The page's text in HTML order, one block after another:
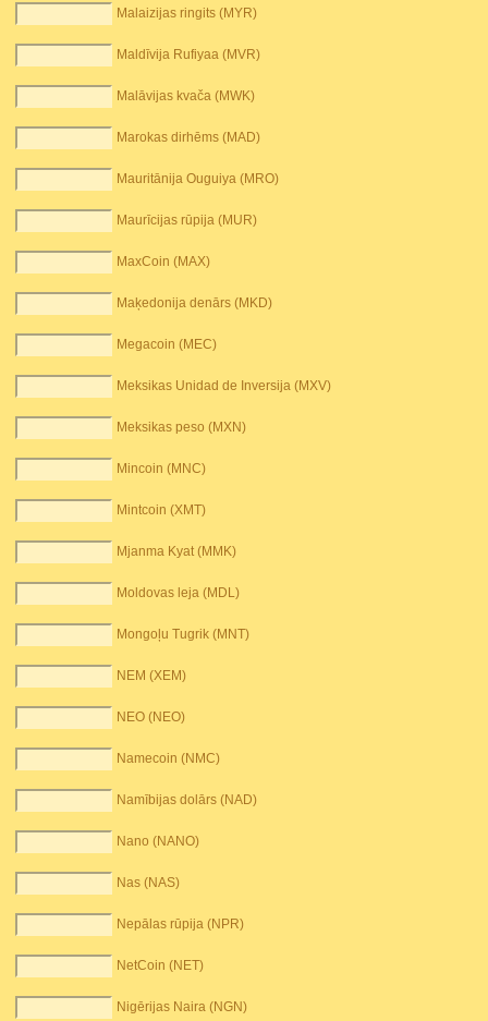
Malaizijas ringits (MYR)
Maldīvija Rufiyaa (MVR)
Malāvijas kvača (MWK)
Marokas dirhēms (MAD)
Mauritānija Ouguiya (MRO)
Maurīcijas rūpija (MUR)
MaxCoin (MAX)
Maķedonija denārs (MKD)
Megacoin (MEC)
Meksikas Unidad de Inversija (MXV)
Meksikas peso (MXN)
Mincoin (MNC)
Mintcoin (XMT)
Mjanma Kyat (MMK)
Moldovas leja (MDL)
Mongoļu Tugrik (MNT)
NEM (XEM)
NEO (NEO)
Namecoin (NMC)
Namībijas dolārs (NAD)
Nano (NANO)
Nas (NAS)
Nepālas rūpija (NPR)
NetCoin (NET)
Nigērijas Naira (NGN)